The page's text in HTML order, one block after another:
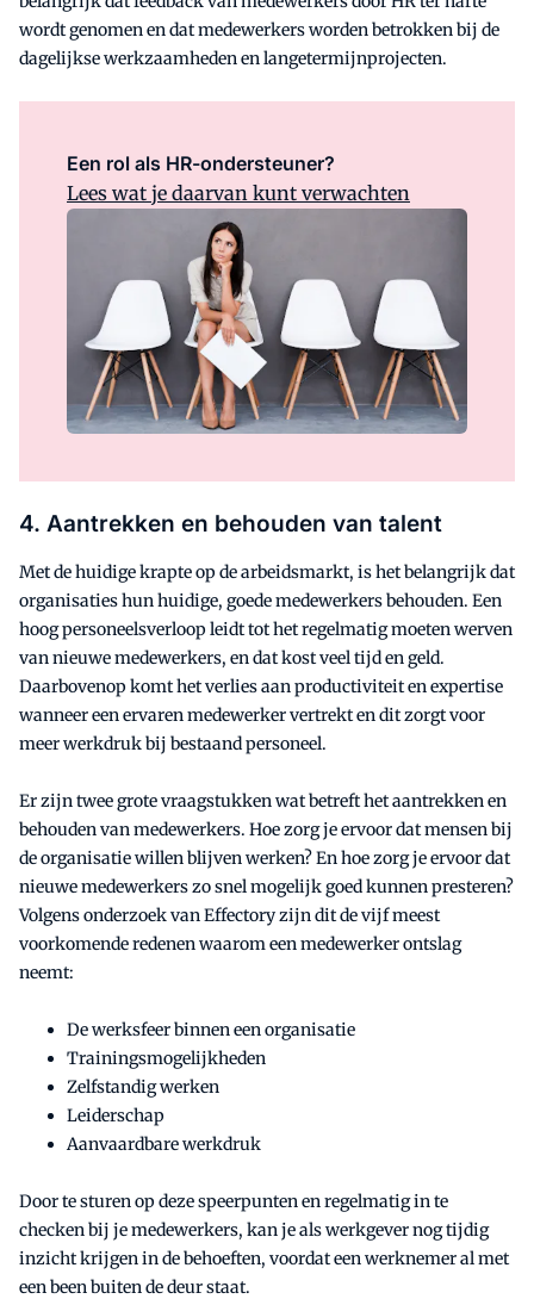
wordt genomen en dat medewerkers worden betrokken bij de
dagelijkse werkzaamheden en langetermijnprojecten.
Een rol als HR-ondersteuner?
Lees wat je daarvan kunt verwachten
4. Aantrekken en behouden van talent
Met de huidige krapte op de arbeidsmarkt, is het belangrijk dat
organisaties hun huidige, goede medewerkers behouden. Een
hoog personeelsverloop leidt tot het regelmatig moeten werven
van nieuwe medewerkers, en dat kost veel tijd en geld.
Daarbovenop komt het verlies aan productiviteit en expertise
wanneer een ervaren medewerker vertrekt en dit zorgt voor
meer werkdruk bij bestaand personeel.
Er zijn twee grote vraagstukken wat betreft het aantrekken en
behouden van medewerkers. Hoe zorg je ervoor dat mensen bij
de organisatie willen blijven werken? En hoe zorg je ervoor dat
nieuwe medewerkers zo snel mogelijk goed kunnen presteren?
Volgens onderzoek van Effectory zijn dit de vijf meest
voorkomende redenen waarom een medewerker ontslag
neemt:
De werksfeer binnen een organisatie
Trainingsmogelijkheden
Zelfstandig werken
Leiderschap
Aanvaardbare werkdruk
Door te sturen op deze speerpunten en regelmatig in te
checken bij je medewerkers, kan je als werkgever nog tijdig
inzicht krijgen in de behoeften, voordat een werknemer al met
een been buiten de deur staat.